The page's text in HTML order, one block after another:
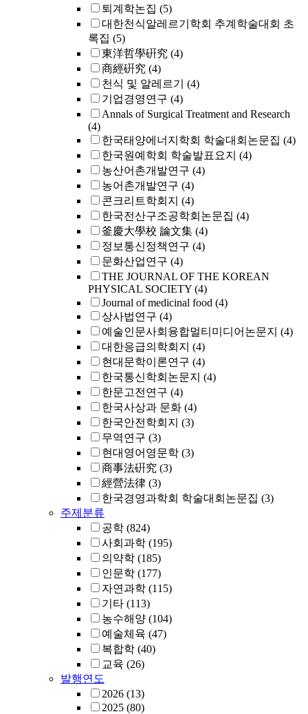
퇴계학논집 (5)
대한천식알레르기학회 추계학술대회 초
록집 (5)
東洋哲學硏究 (4)
商經硏究 (4)
천식 및 알레르기
(4)
기업경영연구 (4)
Annals of Surgical Treatment and Research
(4)
한국태양에너지학회 학술대회논문집 (4)
한국원예학회 학술발표요지 (4)
농산어촌개발연구 (4)
농어촌개발연구 (4)
콘크리트학회지 (4)
한국전산구조공학회논문집 (4)
釜慶大學校 論文集 (4)
정보통신정책연구 (4)
문화산업연구 (4)
THE JOURNAL OF THE KOREAN
PHYSICAL SOCIETY (4)
Journal of medicinal food (4)
상사법연구 (4)
예술인문사회융합멀티미디어논문지 (4)
대한응급의학회지 (4)
현대문학이론연구 (4)
한국통신학회논문지 (4)
한문고전연구 (4)
한국사상과 문화 (4)
한국안전학회지 (3)
무역연구 (3)
현대영어영문학 (3)
商事法硏究 (3)
經營法律 (3)
한국경영과학회 학술대회논문집 (3)
주제분류
공학 (824)
사회과학 (195)
의약학 (185)
인문학 (177)
자연과학 (115)
기타 (113)
농수해양 (104)
예술체육 (47)
복합학 (40)
교육 (26)
발행연도
2026 (13)
2025 (80)